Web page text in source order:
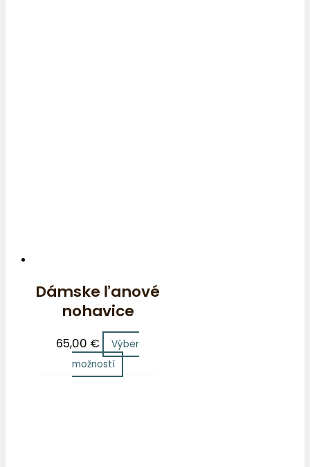
Dámske ľanové
nohavice
65,00 €
Výber
možností